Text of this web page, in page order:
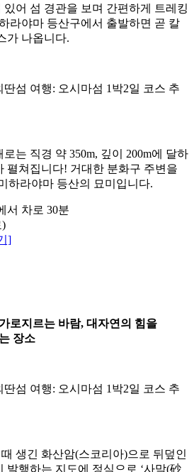
어 섬 경관을 보며 간편하게 트레킹
라야마 등산구에서 출발하면 곧 칼
가 나옵니다.
는 직경 약 350m, 깊이 200m에 달하
펼쳐집니다! 거대한 분화구 주변을
하라야마 등산의 묘미입니다.
서 차로 30분
)
]
로지르는 바람, 대자연의 힘을
장소
생긴 화산암(스코리아)으로 뒤덮인
발행하는 지도에 정식으로 ‘사막(砂